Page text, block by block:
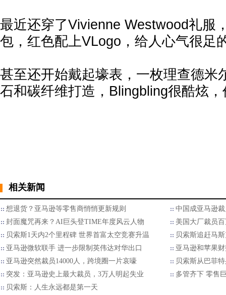
最近还穿了Vivienne Westwood礼服
包，红色配上VLogo，给人心气很足
甚至还开始戴起壕表，一枚理查德米
石和碳纤维打造，Blingbling很酷炫
相关新闻
想退货？亚马逊等零售商悄悄更新规则
中国成亚马逊
封面魔咒再来？AI巨头登TIME年度风云人物
美国大厂裁员
贝索斯1天内2个里程碑 世界首富太空竞赛升温
贝索斯追赶马
亚马逊微软联手 进一步限制英伟达对华出口
亚马逊和苹果
亚马逊突然裁员14000人，跨境圈一片哀嚎
贝索斯从巴菲
突发：亚马逊史上最大裁员，3万人明起失业
多管齐下 零售
贝索斯：人生永远都是第一天